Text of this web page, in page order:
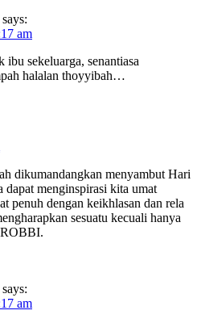
says:
am
ibu sekeluarga, senantiasa
halalan thoyyibah…
dikumandangkan menyambut Hari
dapat menginspirasi kita umat
penuh dengan keikhlasan dan rela
sesuatu kecuali hanya
says:
am